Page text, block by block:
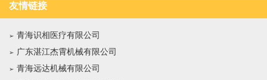
友情链接
青海识相医疗有限公司
广东湛江杰霄机械有限公司
青海远达机械有限公司